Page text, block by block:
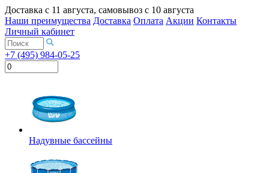
Доставка с 11 августа, самовывоз с 10 августа
Наши преимущества Доставка Оплата Акции Контакты
Личный кабинет
+7 (495) 984-05-25
Надувные бассейны